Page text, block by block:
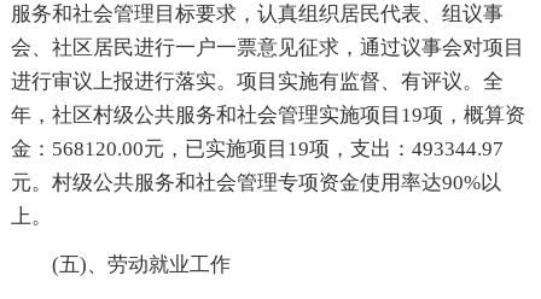
服务和社会管理目标要求，认真组织居民代表、组议事
会、社区居民进行一户一票意见征求，通过议事会对项目
进行审议上报进行落实。项目实施有监督、有评议。全
年，社区村级公共服务和社会管理实施项目19项，概算资
金：568120.00元，已实施项目19项，支出：493344.97
元。村级公共服务和社会管理专项资金使用率达90%以
上。
(五)、劳动就业工作